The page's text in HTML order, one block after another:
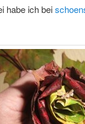
habe ich bei